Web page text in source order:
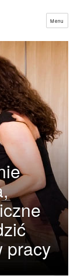
Menu
pracy